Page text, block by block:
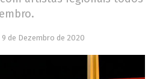
9 de Dezembro de 2020